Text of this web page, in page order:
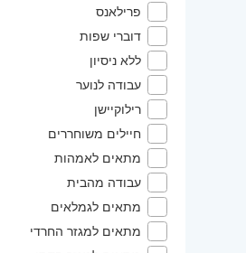
פרילאנס
דוברי שפות
ללא ניסיון
עבודה לנוער
רילוקיישן
חיילים משוחררים
מתאים לאמהות
עבודה מהבית
מתאים לגמלאים
מתאים למגזר החרדי